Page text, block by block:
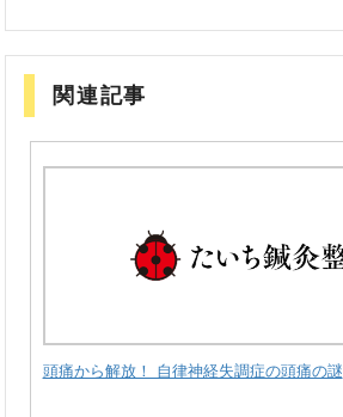
関連記事
頭痛から解放！ 自律神経失調症の頭痛の謎